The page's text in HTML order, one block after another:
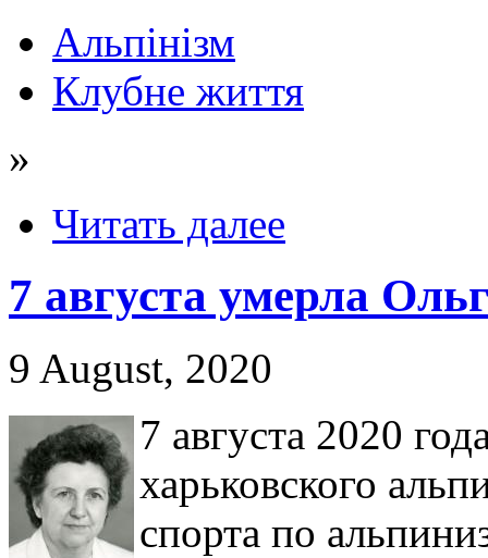
Альпінізм
Клубне життя
»
Читать далее
7 августа умерла
9 August, 2020
7 августа 2020
харьковского
спорта по